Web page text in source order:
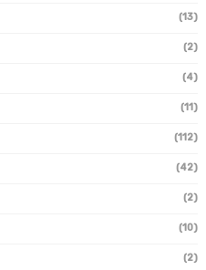
(13)
(2)
(4)
(11)
(112)
(42)
(2)
(10)
(2)